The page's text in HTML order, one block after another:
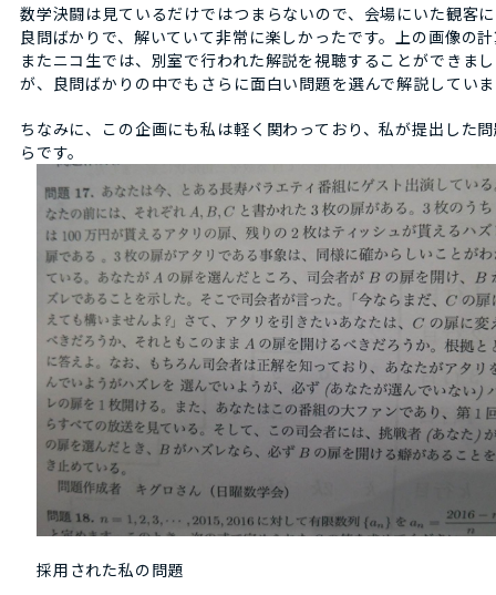
数学決闘は見ているだけではつまらないので、会場にいた観客
良問ばかりで、解いていて非常に楽しかったです。上の画像の
またニコ生では、別室で行われた解説を視聴することができま
が、良問ばかりの中でもさらに面白い問題を選んで解説してい
ちなみに、この企画にも私は軽く関わっており、私が提出し
らです。
採用された私の問題